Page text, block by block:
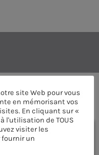
(0)
un commentaire.
site Web pour vous
en mémorisant vos
En cliquant sur «
l'utilisation de TOUS
visiter les
fournir un